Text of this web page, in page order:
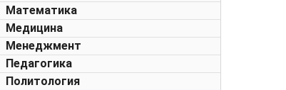
Математика
Медицина
Менеджмент
Педагогика
Политология